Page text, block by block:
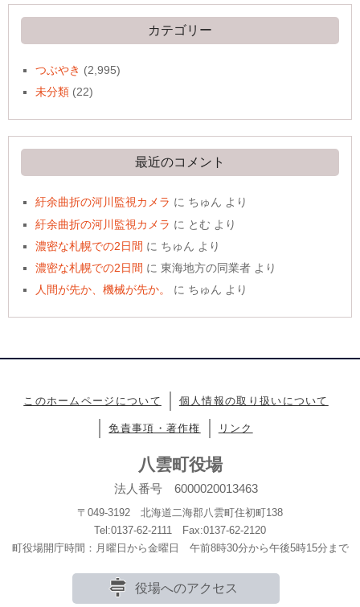
イ
ブ
カテゴリー
つぶやき (2,995)
未分類 (22)
最近のコメント
紆余曲折の河川監視カメラ に ちゅん より
紆余曲折の河川監視カメラ に とむ より
濃密な札幌での2日間 に ちゅん より
濃密な札幌での2日間 に東海地方の同業者 より
人間が先か、機械が先か。
に ちゅん より
このホームページについて 個人情報の取り扱いについて
免責事項・著作権 リンク
八雲町役場
法人番号 6000020013463
〒049-3192 北海道二海郡八雲町住初町138
Tel:0137-62-2111 Fax:0137-62-2120
町役場開庁時間：月曜日から金曜日 午前8時30分から午後5時15分まで
役場へのアクセス